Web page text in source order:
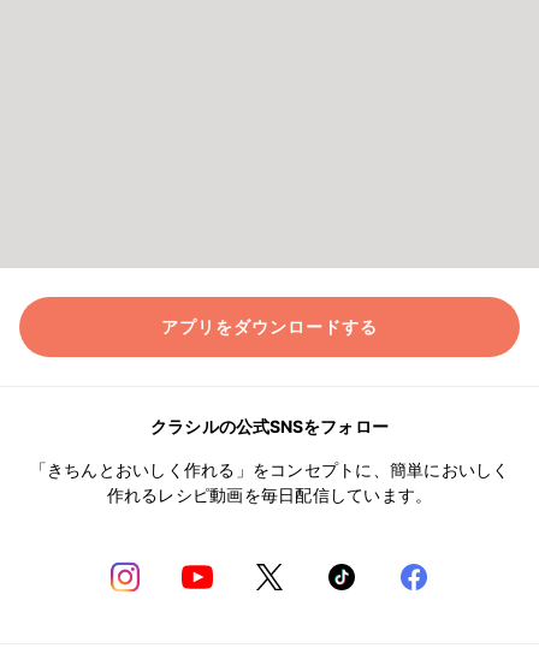
アプリをダウンロードする
クラシルの公式SNSをフォロー
「きちんとおいしく作れる」をコンセプトに、簡単においしく
作れるレシピ動画を毎日配信しています。